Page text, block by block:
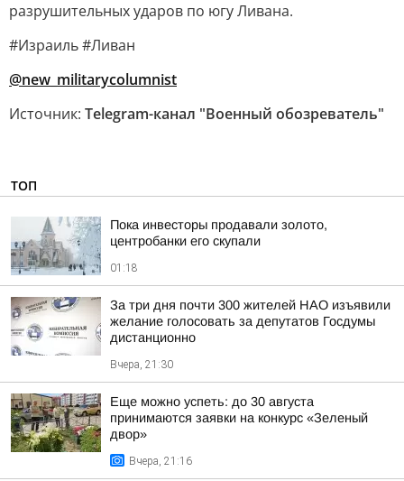
разрушительных ударов по югу Ливана.
#Израиль #Ливан
@new_militarycolumnist
Источник: Telegram-канал "Военный обозреватель"
ТОП
Пока инвесторы продавали золото,
центробанки его скупали
01:18
За три дня почти 300 жителей НАО изъявили
желание голосовать за депутатов Госдумы
дистанционно
Вчера, 21:30
Еще можно успеть: до 30 августа
принимаются заявки на конкурс «Зеленый
двор»
Вчера, 21:16